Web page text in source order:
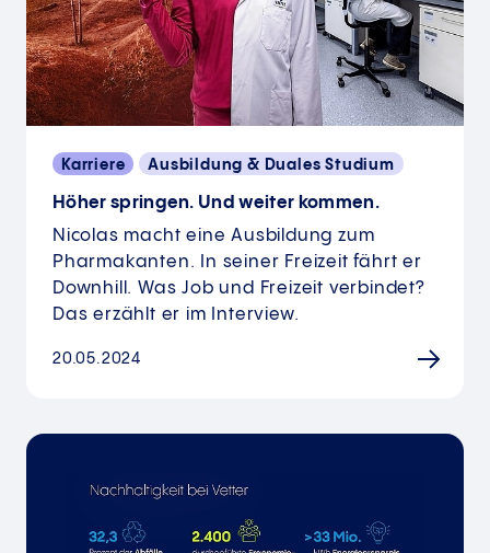
Karriere Ausbildung & Duales Studium
Höher springen. Und weiter kommen.
Nicolas macht eine Ausbildung zum
Pharmakanten. In seiner Freizeit fährt er
Downhill. Was Job und Freizeit verbindet?
Das erzählt er im Interview.
20.05.2024